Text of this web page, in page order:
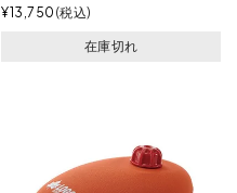
¥13,750 税込
在庫切れ